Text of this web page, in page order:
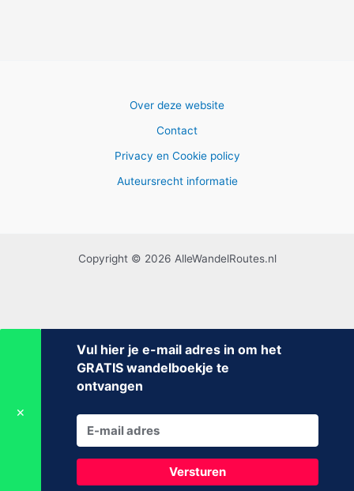
Over deze website
Contact
Privacy en Cookie policy
Auteursrecht informatie
Copyright © 2026 AlleWandelRoutes.nl
✕
Vul hier je e-mail adres in om het
GRATIS wandelboekje te
ontvangen
Versturen